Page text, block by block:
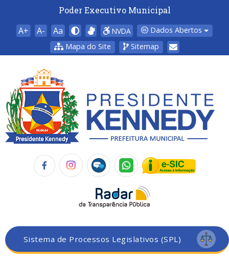
Poder Executivo Municipal
A+ A- Aa NVDA
Dados Abertos
Mapa do Site
Sitemap
Sistema de Processos Legislativos (SPL)